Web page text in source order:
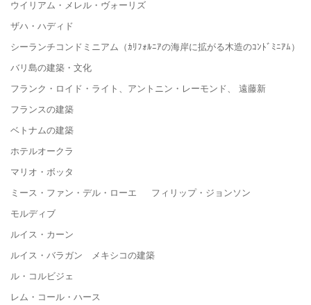
ウイリアム・メレル・ヴォーリズ
ザハ・ハディド
シーランチコンドミニアム（ｶﾘﾌｫﾙﾆｱの海岸に拡がる木造のｺﾝﾄﾞﾐﾆｱﾑ）
バリ島の建築・文化
フランク・ロイド・ライト、アントニン・レーモンド、 遠藤新
フランスの建築
ベトナムの建築
ホテルオークラ
マリオ・ボッタ
ミース・ファン・デル・ローエ フィリップ・ジョンソン
モルディブ
ルイス・カーン
ルイス・バラガン メキシコの建築
ル・コルビジェ
レム・コール・ハース